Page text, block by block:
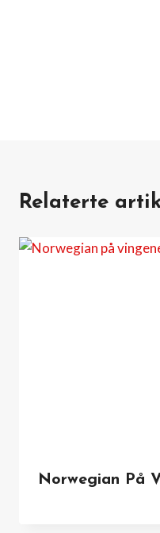
Relaterte
Norwegian På